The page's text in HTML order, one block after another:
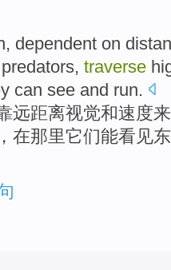
, dependent on
, traverse
can see and run.
远距离视觉和速度来
在那里它们能看见